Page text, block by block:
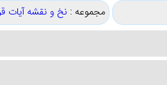
مجموعه : نخ و نقشه